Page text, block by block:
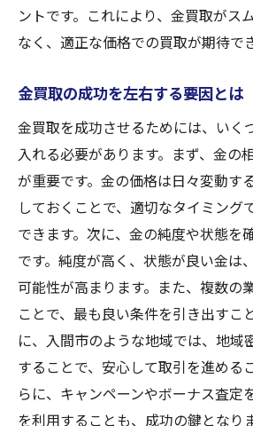
ントです。これにより、金買取がス
なく、適正な価格での買取が期待で
金買取の成功を左右する要因とは
金買取を成功させるためには、いく
入れる必要があります。まず、金の
が重要です。金の価格は日々変動す
しておくことで、適切なタイミング
できます。次に、金の純度や状態を
です。純度が高く、状態が良い金は
可能性が高まります。また、複数の
ことで、最も良い条件を引き出すこ
に、入間市のような地域では、地域
することで、安心して取引を進める
らに、キャンペーンやボーナス査定
を利用することも、成功の鍵となり